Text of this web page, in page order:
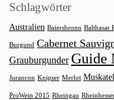
Schlagwörter
Australien Baiersbronn Balthasar
Burgund Cabernet
Grauburgunder Guide
Jurancon Knipser Merlot
ProWein 2015 Rheingau